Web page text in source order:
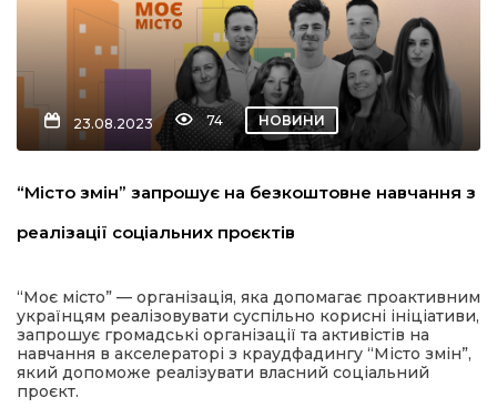
не буває
Відповідаємо
23.08.2023 74 НОВИНИ
“Місто змін” запрошує на безкоштовне навчання з
реалізації соціальних проєктів
“Моє місто” — організація, яка допомагає проактивним
українцям реалізовувати суспільно корисні ініціативи,
запрошує громадські організації та активістів на
навчання в акселераторі з краудфадингу “Місто змін”,
який допоможе реалізувати власний соціальний
проєкт.